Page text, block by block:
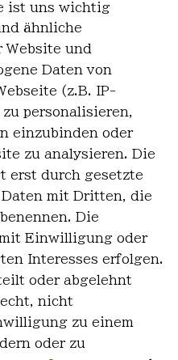
- klicken Sie
ist uns wichtig
ähnliche
Website und
Daten von
(z.B. IP-
personalisieren,
einzubinden oder
zu analysieren. Die
erst durch gesetzte
mit Dritten, die
Die
Einwilligung oder
Interesses erfolgen.
oder abgelehnt
nicht
zu einem
oder zu